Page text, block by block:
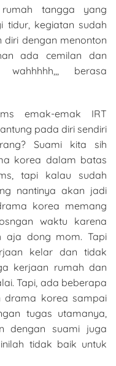
tangga yang
tidur, kegiatan sudah
dengan menonton
ada cemilan dan
berasa
emak-emak IRT
pada diri sendiri
Suami kita sih
korea dalam batas
tapi kalau sudah
nantinya akan jadi
korea memang
waktu karena
aja dong mom. Tapi
kelar dan tidak
kerjaan rumah dan
Tapi, ada beberapa
drama korea sampai
tugas utamanya,
dengan suami juga
tidak baik untuk